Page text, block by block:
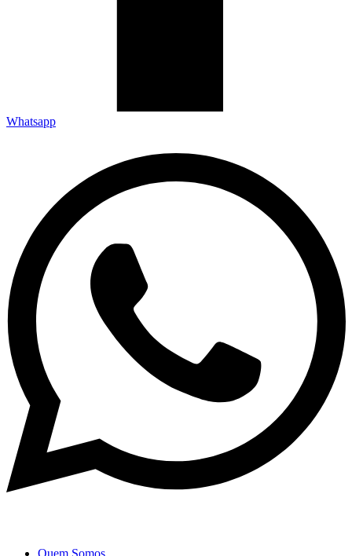
Whatsapp
Quem Somos